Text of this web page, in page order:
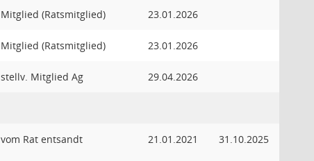
Mitglied (Ratsmitglied) 23.01.2026
Mitglied (Ratsmitglied) 23.01.2026
stellv. Mitglied Ag 29.04.2026
vom Rat entsandt 21.01.2021 31.10.2025